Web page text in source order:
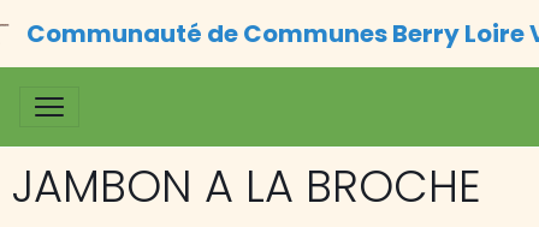
Communauté de Communes Berry Loire
JAMBON A LA BROCHE